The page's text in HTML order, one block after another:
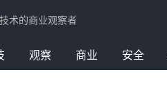
术的商业观察者
观察 商业 安全